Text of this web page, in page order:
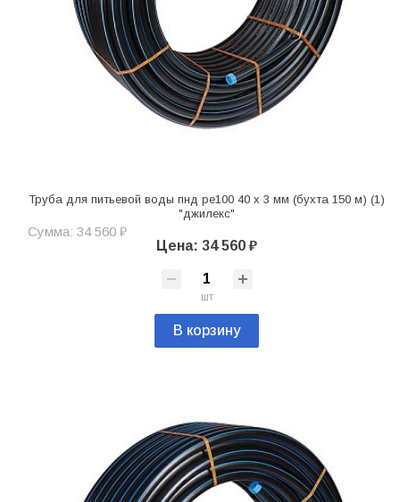
Труба для питьевой воды пнд pe100 40 х 3 мм (бухта 150 м) (1)
"джилекс"
Сумма: 34 560 ₽
Цена: 34 560 ₽
шт
В корзину